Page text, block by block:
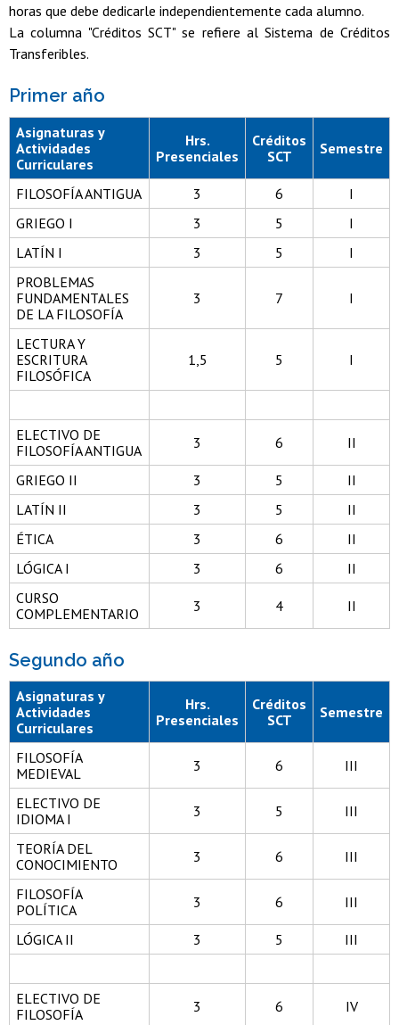
horas que debe dedicarle independientemente cada alumno.
La columna "Créditos SCT" se refiere al Sistema de Créditos
Transferibles.
Primer año
Asignaturas y
Actividades
Curriculares
Hrs.
Presenciales
Créditos
SCT
Semestre
FILOSOFÍA ANTIGUA 3 6
I
GRIEGO I
3 5
I
LATÍN I
3 5
I
PROBLEMAS
FUNDAMENTALES
DE LA FILOSOFÍA
3 7 I
LECTURA Y
ESCRITURA
FILOSÓFICA
1,5 5 I
ELECTIVO DE
FILOSOFÍA ANTIGUA
3 6 II
GRIEGO II 3 5
II
LATÍN II
3 5
II
ÉTICA
3 6
II
LÓGICA I
3 6
II
CURSO
COMPLEMENTARIO
3 4 II
Segundo año
Asignaturas y
Actividades
Curriculares
Hrs.
Presenciales
Créditos
SCT
Semestre
FILOSOFÍA
MEDIEVAL
3 6 III
ELECTIVO DE
IDIOMA I
3 5 III
TEORÍA DEL
CONOCIMIENTO
3 6 III
FILOSOFÍA
POLÍTICA
3 6 III
LÓGICA II 3 5 III
ELECTIVO DE
FILOSOFÍA
3 6 IV